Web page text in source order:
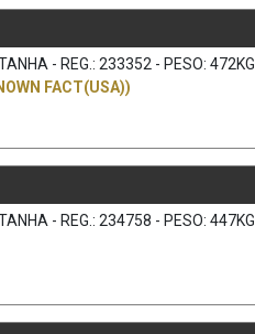
- REG.: 233352 - PESO: 472KG
FACT(USA))
- REG.: 234758 - PESO: 447KG